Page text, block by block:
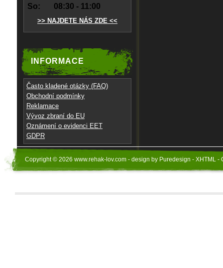
So:
08:30 - 11:00
>> NAJDETE NÁS ZDE <<
INFORMACE
Často kladené otázky (FAQ)
Obchodní podmínky
Reklamace
Vývoz zbraní do EU
Oznámení o evidenci EET
GDPR
Copyright © 2026 www.rehak-lov.com - design by Puredesign - XHTML -